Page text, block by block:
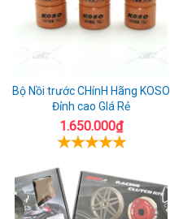
Bộ Nồi trước CHínH Hãng KOSO
Đỉnh cao GIá Rẻ
1.650.000₫